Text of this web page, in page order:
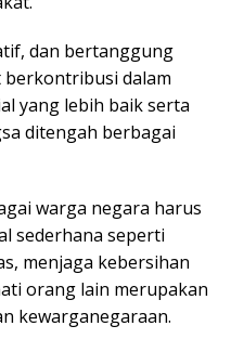
dan bertanggung
berkontribusi dalam
yang lebih baik serta
ditengah berbagai
warga negara harus
sederhana seperti
menjaga kebersihan
orang lain merupakan
kewarganegaraan.